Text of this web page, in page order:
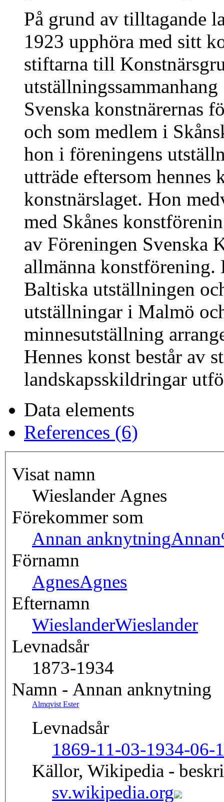
På grund av tilltagande
1923 upphöra med sitt
stiftarna till
Svenska konstnärernas
och som medlem i
hon i föreningens
utträde eftersom hennes
konstnärslaget. Hon
med Skånes
av Föreningen Svenska
allmänna konstförening.
Baltiska utställningen
utställningar i Malmö
minnesutställning
Hennes konst består av
landskapsskildringar
Data elements
References (6)
Visat namn
Wieslander Agnes
Förekommer som
Annan anknytning
Förnamn
AgnesAgnes
Efternamn
WieslanderWieslander
Levnadsår
1873-1934
Namn - Annan anknytning
Almqvist Ester
Levnadsår
1869-11-03-1934-06-
Källor, Wikipedia -
sv.wikipedia.org